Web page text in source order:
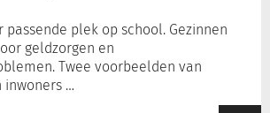
passende plek op school. Gezinnen
geldzorgen en
Twee voorbeelden van
inwoners …